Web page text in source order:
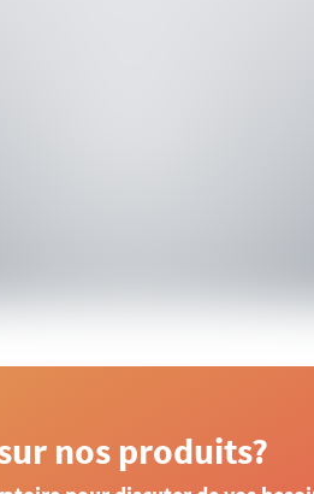
nos produits?